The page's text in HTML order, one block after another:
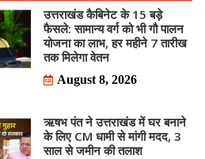
उत्तराखंड कैबिनेट के 15 बड़े
फैसले: सामान्य वर्ग को भी गौ पालन
योजना का लाभ, हर महीने 7 तारीख
तक मिलेगा वेतन
August 8, 2026
ऋषभ पंत ने उत्तराखंड में घर बनाने
के लिए CM धामी से मांगी मदद, 3
साल से जमीन की तलाश